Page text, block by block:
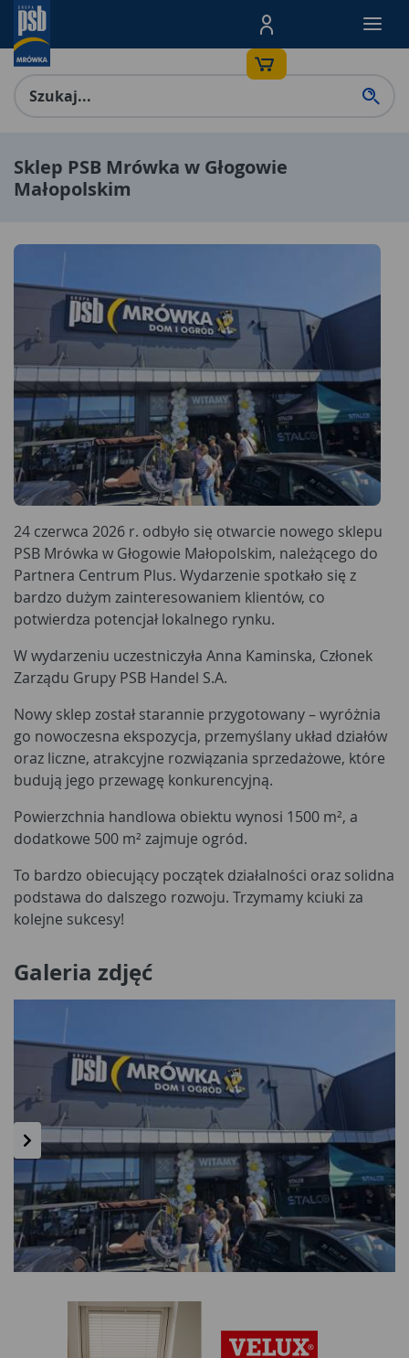
Menu Produktów,
Sklep PSB Mrówka w Głogowie
Małopolskim
24 czerwca 2026 r. odbyło się otwarcie nowego sklepu
PSB Mrówka w Głogowie Małopolskim, należącego do
Partnera Centrum Plus. Wydarzenie spotkało się z
bardzo dużym zainteresowaniem klientów, co
potwierdza potencjał lokalnego rynku.
W wydarzeniu uczestniczyła Anna Kaminska, Członek
Zarządu Grupy PSB Handel S.A.
Nowy sklep został starannie przygotowany – wyróżnia
go nowoczesna ekspozycja, przemyślany układ działów
oraz liczne, atrakcyjne rozwiązania sprzedażowe, które
budują jego przewagę konkurencyjną.
Powierzchnia handlowa obiektu wynosi 1500 m², a
dodatkowe 500 m² zajmuje ogród.
To bardzo obiecujący początek działalności oraz solidna
podstawa do dalszego rozwoju. Trzymamy kciuki za
kolejne sukcesy!
Galeria zdjęć